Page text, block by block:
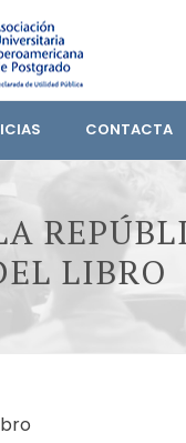
CONTACTA
LIBRO